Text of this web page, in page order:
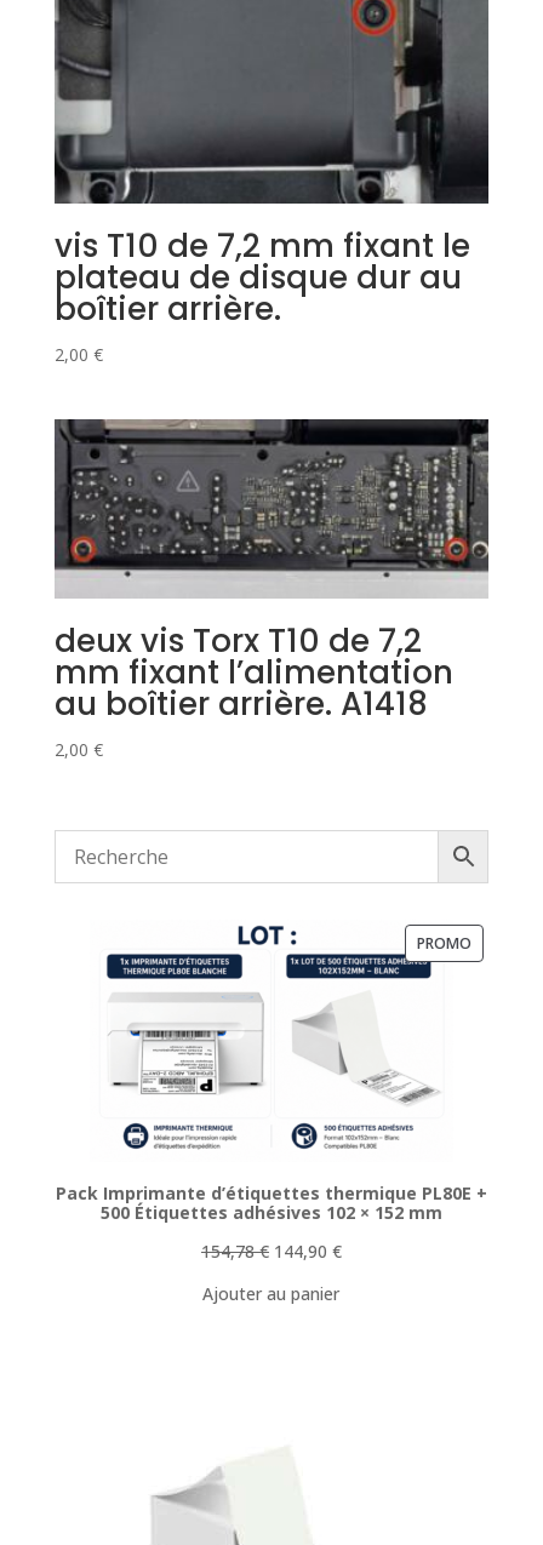
vis T10 de 7,2 mm fixant le
plateau de disque dur au
boîtier arrière.
2,00 €
deux vis Torx T10 de 7,2
mm fixant l’alimentation
au boîtier arrière. A1418
2,00 €
PROMO
Pack Imprimante d’étiquettes thermique PL80E +
500 Étiquettes adhésives 102 × 152 mm
154,78€ Le
initial
144,90 €Le
Ajouter au panier